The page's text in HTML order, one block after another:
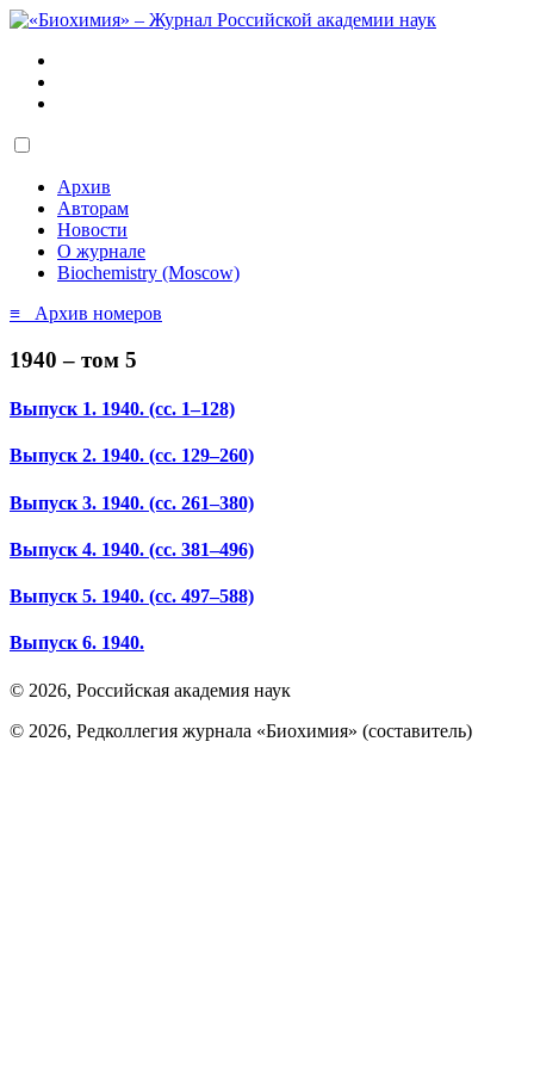
Архив
Авторам
Новости
О журнале
Biochemistry (Moscow)
≡ Архив номеров
1940 – том 5
Выпуск 1. 1940. (сс. 1–128)
Выпуск 2. 1940. (сс. 129–260)
Выпуск 3. 1940. (сс. 261–380)
Выпуск 4. 1940. (сс. 381–496)
Выпуск 5. 1940. (сс. 497–588)
Выпуск 6. 1940.
© 2026, Российская академия наук
© 2026, Редколлегия журнала «Биохимия» (составитель)